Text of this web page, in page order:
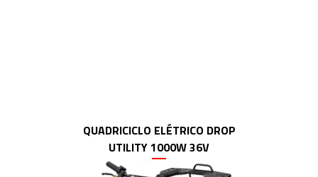
QUADRICICLO ELÉTRICO DROP
UTILITY 1000W 36V